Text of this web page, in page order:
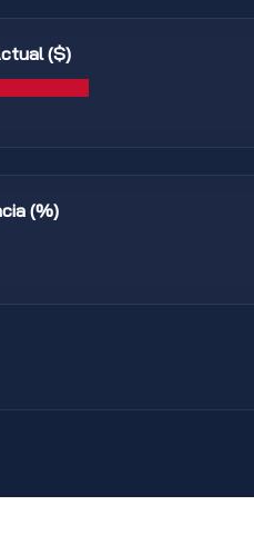
($)
(%)